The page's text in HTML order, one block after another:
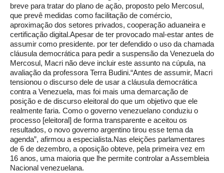
breve para tratar do plano de ação, proposto pelo Mercosul,
que prevê medidas como facilitação de comércio,
aproximação dos setores privados, cooperação aduaneira e
certificação digital.Apesar de ter provocado mal-estar antes de
assumir como presidente. por ter defendido o uso da chamada
cláusula democrática para pedir a suspensão da Venezuela do
Mercosul, Macri não deve incluir este assunto na cúpula, na
avaliação da professora Terra Budini.“Antes de assumir, Macri
tensionou o discurso dele de usar a cláusula democrática
contra a Venezuela, mas foi mais uma demarcação de
posição e de discurso eleitoral do que um objetivo que ele
realmente faria. Como o governo venezuelano conduziu o
processo [eleitoral] de forma transparente e aceitou os
resultados, o novo governo argentino tirou esse tema da
agenda”, afirmou a especialista.Nas eleições parlamentares
de 6 de dezembro, a oposição obteve, pela primeira vez em
16 anos, uma maioria que lhe permite controlar a Assembleia
Nacional venezuelana.